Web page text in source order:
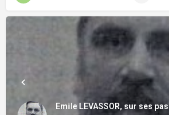
Emile LEVASSOR, sur ses pas